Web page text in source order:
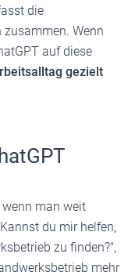
die
Wenn
auf diese
gezielt
wenn man weit
du mir helfen,
zu finden?",
mehr